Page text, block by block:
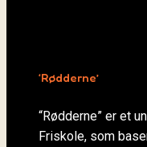
‘Rødderne’
“Rødderne” er et
Friskole, som